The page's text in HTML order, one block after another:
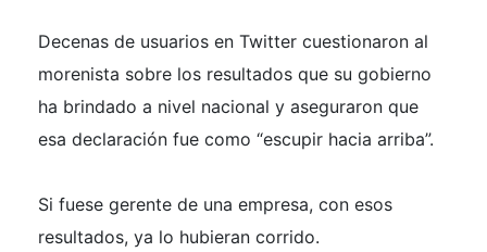
Decenas de usuarios en Twitter cuestionaron al
morenista sobre los resultados que su gobierno
ha brindado a nivel nacional y aseguraron que
esa declaración fue como “escupir hacia arriba”.
Si fuese gerente de una empresa, con esos
resultados, ya lo hubieran corrido.